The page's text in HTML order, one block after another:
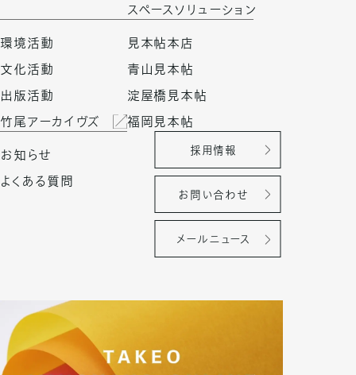
スペースソリューション
環境活動
文化活動
出版活動
竹尾アーカイヴズ
見本帖本店
青山見本帖
淀屋橋見本帖
福岡見本帖
お知らせ
よくある質問
採用情報
お問い合わせ
メールニュース